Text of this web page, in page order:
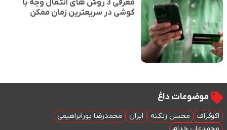
معرفی 3 روش های انتقال وجه با
گوشی در سریعترین زمان ممکن
موضوعات داغ
اکوگراف محسن زنگنه ایران
محمدرضا پورابراهیمی